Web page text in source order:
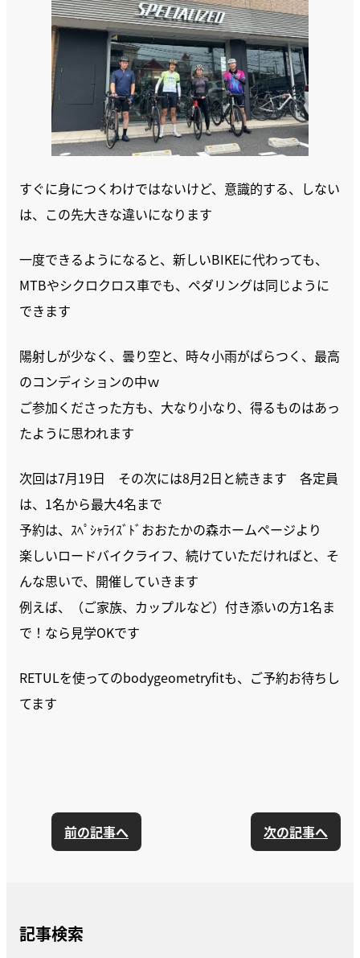
すぐに身につくわけではないけど、意識的する、しない
は、この先大きな違いになります
一度できるようになると、新しいBIKEに代わっても、
MTBやシクロクロス車でも、ペダリングは同じように
できます
陽射しが少なく、曇り空と、時々小雨がぱらつく、最高
のコンディションの中ｗ
ご参加くださった方も、大なり小なり、得るものはあっ
たように思われます
次回は7月19日 その次には8月2日と続きます 各定員
は、1名から最大4名まで
予約は、ｽﾍﾟｼｬﾗｲｽﾞﾄﾞおおたかの森ホームページより
楽しいロードバイクライフ、続けていただければと、そ
んな思いで、開催していきます
例えば、（ご家族、カップルなど）付き添いの方1名ま
で！なら見学OKです
RETULを使ってのbodygeometryfitも、ご予約お待ちし
てます
前の記事へ 次の記事へ
記事検索